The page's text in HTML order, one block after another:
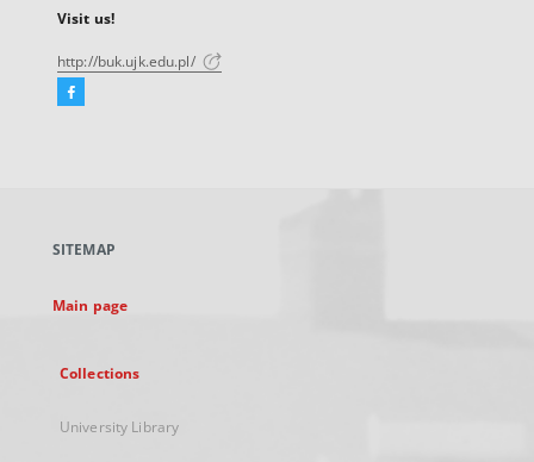
Visit us!
http://buk.ujk.edu.pl/
Facebook
new
SITEMAP
Main page
Collections
University Library